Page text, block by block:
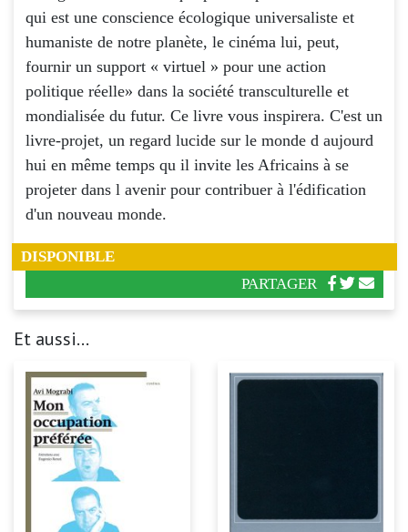
qui est une conscience écologique universaliste et
humaniste de notre planète, le cinéma lui, peut,
fournir un support « virtuel » pour une action
politique réelle» dans la société transculturelle et
mondialisée du futur. Ce livre vous inspirera. C'est un
livre-projet, un regard lucide sur le monde d aujourd
hui en même temps qu il invite les Africains à se
projeter dans l avenir pour contribuer à l'édification
d'un nouveau monde.
DISPONIBLE
PARTAGER
Et aussi...